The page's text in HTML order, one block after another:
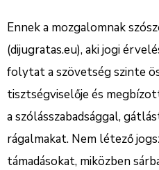
Ennek a mozgalomnak
(dijugratas.eu), aki jogi
folytat a szövetség szinte
tisztségviselője és
a szólásszabadsággal,
rágalmakat. Nem létező
támadásokat, miközben